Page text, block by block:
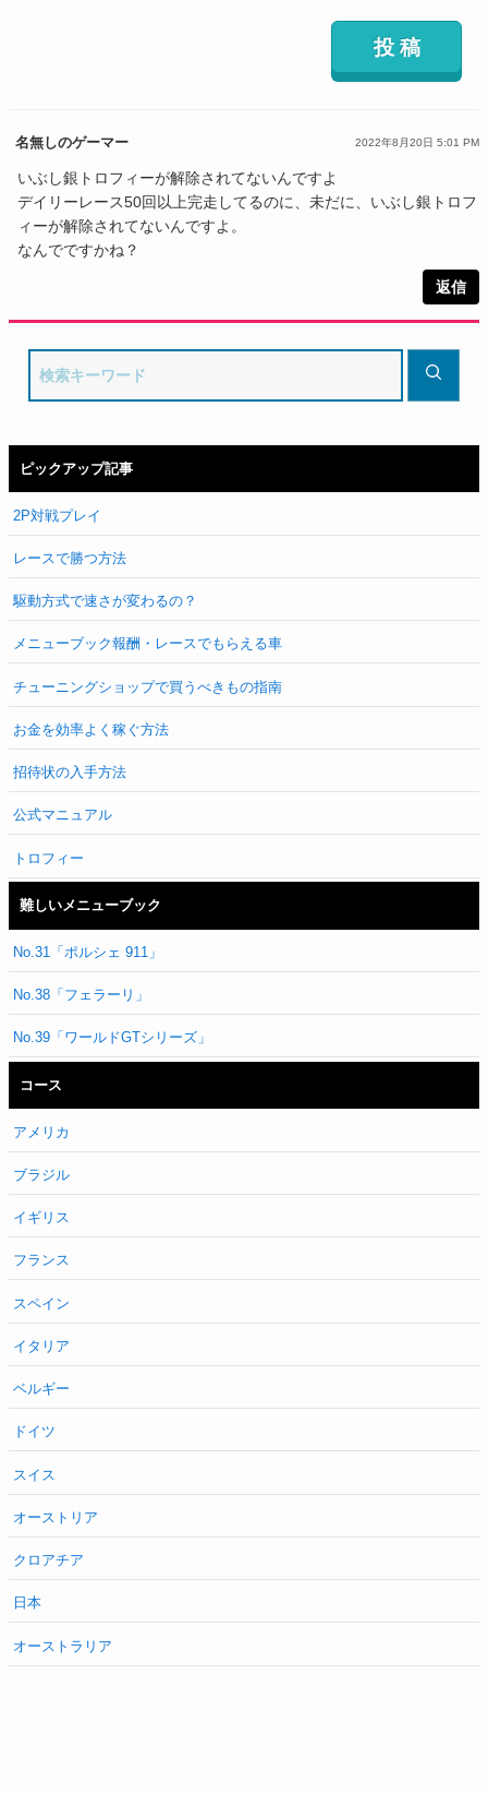
名無しのゲーマー 2022年8月20日 5:01 PM
いぶし銀トロフィーが解除されてないんですよ
デイリーレース50回以上完走してるのに、未だに、いぶし銀トロフ
ィーが解除されてないんですよ。
なんでですかね？
返信
ピックアップ記事
2P対戦プレイ
レースで勝つ方法
駆動方式で速さが変わるの？
メニューブック報酬・レースでもらえる車
チューニングショップで買うべきもの指南
お金を効率よく稼ぐ方法
招待状の入手方法
公式マニュアル
トロフィー
難しいメニューブック
No.31「ポルシェ 911」
No.38「フェラーリ」
No.39「ワールドGTシリーズ」
コース
アメリカ
ブラジル
イギリス
フランス
スペイン
イタリア
ベルギー
ドイツ
スイス
オーストリア
クロアチア
日本
オーストラリア